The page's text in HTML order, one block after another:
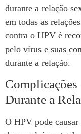
durante a relação
em todas as
contra o HPV é
pelo vírus e suas
durante a relação.
Durante a
O HPV pode